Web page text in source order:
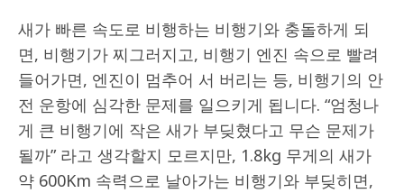
새가 빠른 속도로 비행하는 비행기와 충돌하게 되
면, 비행기가 찌그러지고, 비행기 엔진 속으로 빨려
들어가면, 엔진이 멈추어 서 버리는 등, 비행기의 안
전 운항에 심각한 문제를 일으키게 됩니다. “엄청나
게 큰 비행기에 작은 새가 부딪혔다고 무슨 문제가
될까” 라고 생각할지 모르지만, 1.8kg 무게의 새가
약 600Km 속력으로 날아가는 비행기와 부딪히면,